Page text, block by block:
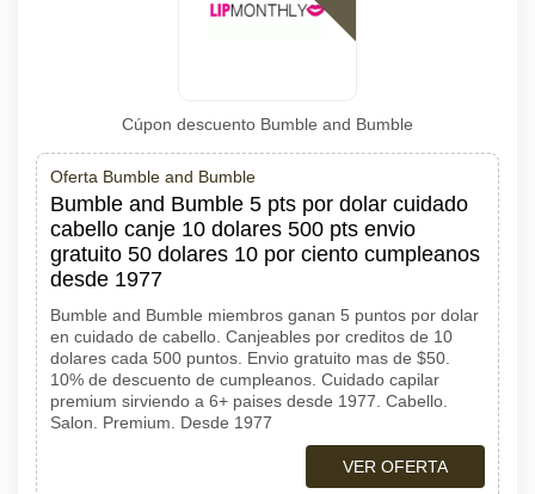
Cúpon descuento Bumble and Bumble
Oferta Bumble and Bumble
Bumble and Bumble 5 pts por dolar cuidado
cabello canje 10 dolares 500 pts envio
gratuito 50 dolares 10 por ciento cumpleanos
desde 1977
Bumble and Bumble miembros ganan 5 puntos por dolar
en cuidado de cabello. Canjeables por creditos de 10
dolares cada 500 puntos. Envio gratuito mas de $50.
10% de descuento de cumpleanos. Cuidado capilar
premium sirviendo a 6+ paises desde 1977. Cabello.
Salon. Premium. Desde 1977
VER OFERTA